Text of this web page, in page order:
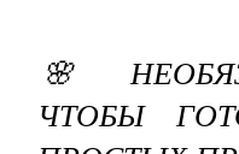
🌸
ЧТОБЫ